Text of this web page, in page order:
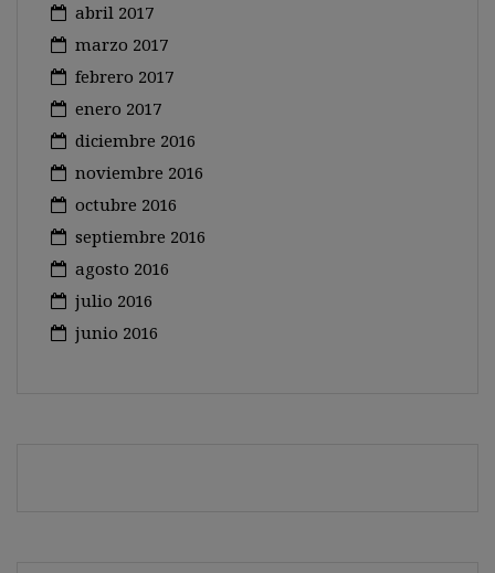
abril 2017
marzo 2017
febrero 2017
enero 2017
diciembre 2016
noviembre 2016
octubre 2016
septiembre 2016
agosto 2016
julio 2016
junio 2016